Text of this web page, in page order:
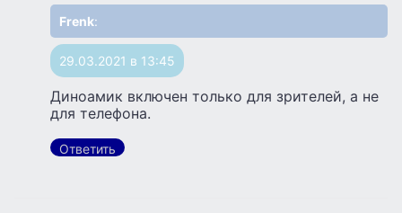
Frenk:
29.03.2021 в 13:45
Диноамик включен только для зрителей, а не
для телефона.
Ответить